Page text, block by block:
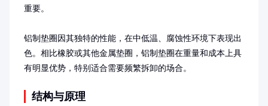
重要。
铝制垫圈因其独特的性能，在中低温、腐蚀性环境下表现出
色。相比橡胶或其他金属垫圈，铝制垫圈在重量和成本上具
有明显优势，特别适合需要频繁拆卸的场合。
结构与原理